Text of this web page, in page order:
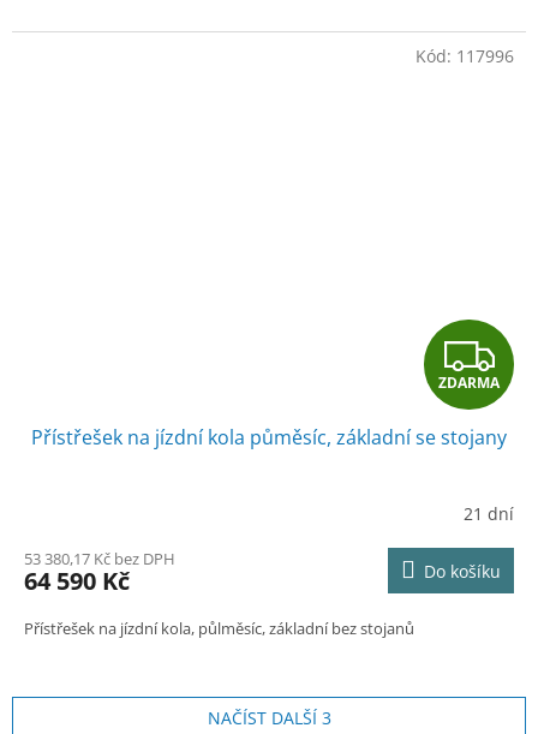
Z
D
A
R
M
A
ZDARMA
Přístřešek na jízdní kola půměsíc, základní se stojany
21 dní
53 380,17 Kč bez DPH
64 590 Kč Do košíku
Přístřešek na jízdní kola, půlměsíc, základní bez stojanů
Kód: 117996
NAČÍST DALŠÍ 3